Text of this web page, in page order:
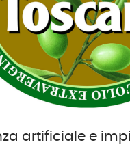
artificiale e